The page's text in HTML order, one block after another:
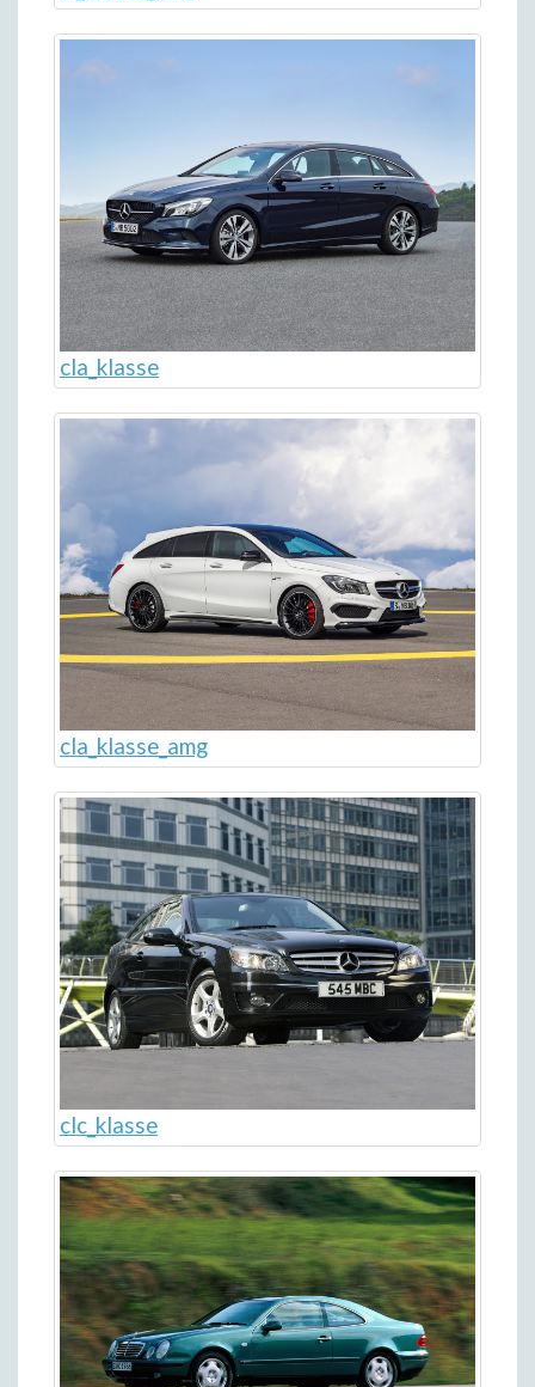
cla_klasse
cla_klasse_amg
clc_klasse